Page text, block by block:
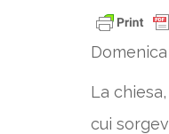
La
cui